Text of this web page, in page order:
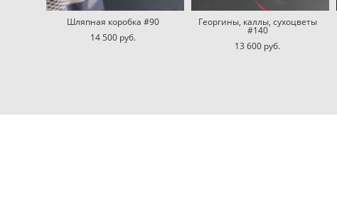
Шляпная коробка #90
14 500 pуб.
Георгины, каллы, сухоцветы
#140
13 600 pуб.